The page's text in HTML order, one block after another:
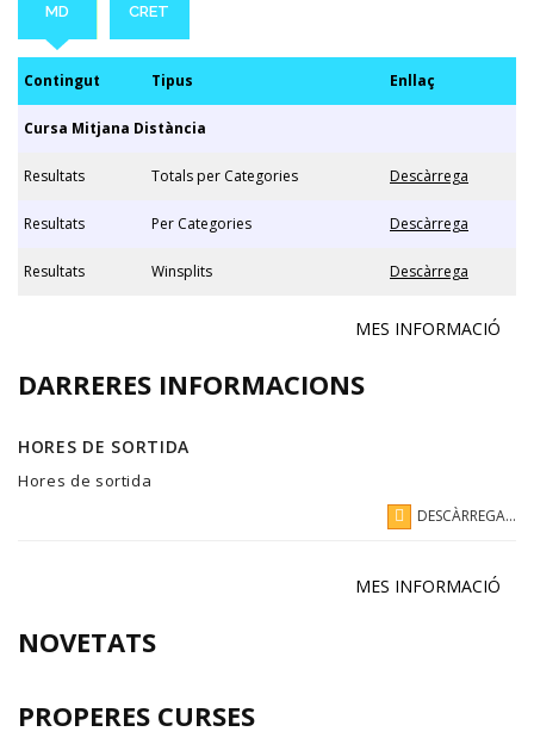
MD CRET
Contingut Tipus Enllaç
Cursa Mitjana Distància
Resultats Totals per Categories Descàrrega
Resultats Per Categories Descàrrega
Resultats Winsplits Descàrrega
MES INFORMACIÓ
DARRERES INFORMACIONS
HORES DE SORTIDA
Hores de sortida
DESCÀRREGA...
MES INFORMACIÓ
NOVETATS
PROPERES CURSES